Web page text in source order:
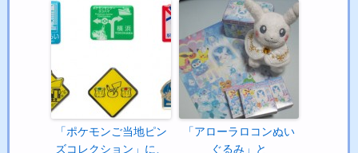
「ポケモンご当地ピン
ズコレクション」に、
「アローラロコンぬい
ぐるみ」と